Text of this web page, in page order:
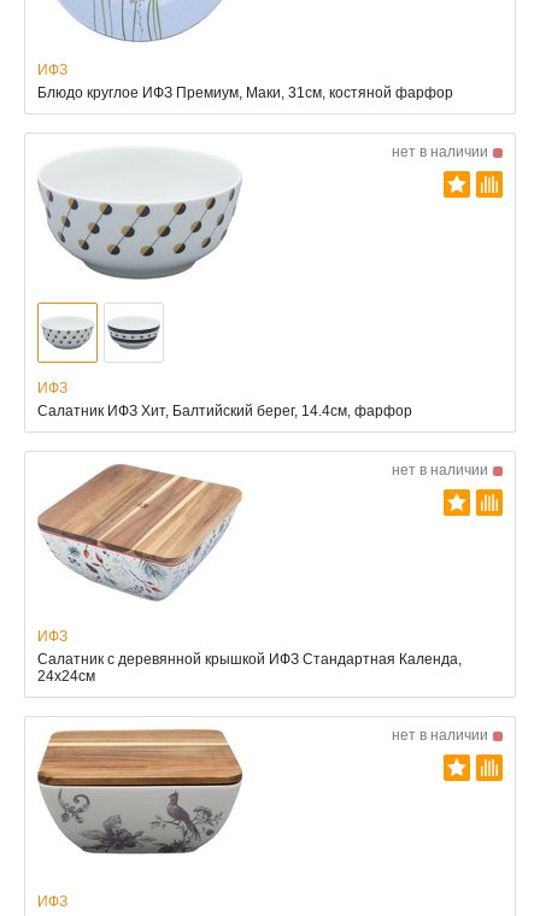
ИФЗ
Блюдо круглое ИФЗ Премиум, Маки, 31см, костяной фарфор
нет в наличии
ИФЗ
Салатник ИФЗ Хит, Балтийский берег, 14.4см, фарфор
нет в наличии
ИФЗ
Салатник с деревянной крышкой ИФЗ Стандартная Календа,
24x24см
нет в наличии
ИФЗ